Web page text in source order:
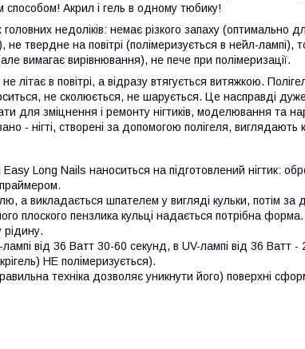
способом! Акрил і гель в одному тюбику!
недоліків: немає різкого запаху (оптимально
не твердне на повітрі (полімеризується в нейл-лампі),
вимагає вирівнювання), не пече при полімеризації.
літає в повітрі, а відразу втягується витяжкою.
не сколюється, не шарується. Це насправді
для зміцнення і ремонту нігтиків, моделювання та
- нігті, створені за допомогою полігеля, виглядають
Long Nails наноситься на підготовлений нігтик:
а викладається шпателем у вигляді кульки, потім за
плоского пензлика кульці надається потрібна
рідину.
від 36 Ватт 30-60 секунд, в UV-лампі від 36 Ватт -
НЕ полімеризується).
техніка дозволяє уникнути його) поверхні